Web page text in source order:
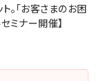
「お客さまのお困
ミナー開催】